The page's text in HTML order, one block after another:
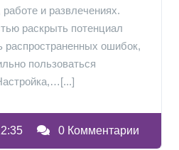
и развлечениях.
раскрыть потенциал
распространенных ошибок,
пользоваться
0 Комментарии